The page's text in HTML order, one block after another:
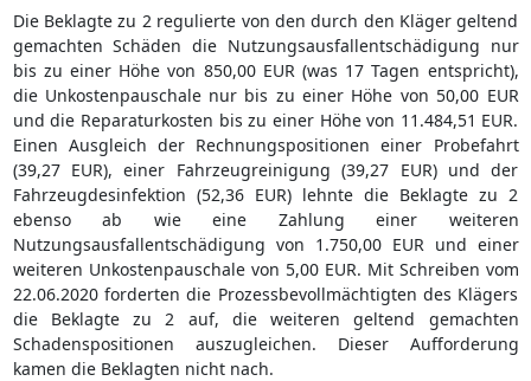
Die Beklagte zu 2 regulierte von den durch den Kläger geltend
gemachten Schäden die Nutzungsausfallentschädigung nur
bis zu einer Höhe von 850,00 EUR (was 17 Tagen entspricht),
die Unkostenpauschale nur bis zu einer Höhe von 50,00 EUR
und die Reparaturkosten bis zu einer Höhe von 11.484,51 EUR.
Einen Ausgleich der Rechnungspositionen einer Probefahrt
(39,27 EUR), einer Fahrzeugreinigung (39,27 EUR) und der
Fahrzeugdesinfektion (52,36 EUR) lehnte die Beklagte zu 2
ebenso ab wie eine Zahlung einer weiteren
Nutzungsausfallentschädigung von 1.750,00 EUR und einer
weiteren Unkostenpauschale von 5,00 EUR. Mit Schreiben vom
22.06.2020 forderten die Prozessbevollmächtigten des Klägers
die Beklagte zu 2 auf, die weiteren geltend gemachten
Schadenspositionen auszugleichen. Dieser Aufforderung
kamen die Beklagten nicht nach.